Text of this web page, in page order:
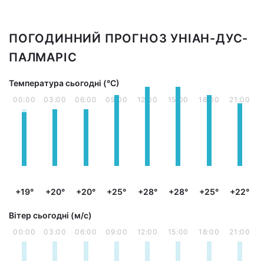
ПОГОДИННИЙ ПРОГНОЗ УНІАН-ДУС-
ПАЛМАРІС
Температура сьогодні (°С)
00:00
+19°
03:00
+20°
06:00
+20°
09:00
+25°
12:00
+28°
15:00
+28°
18:00
+25°
21:00
+22°
Вітер сьогодні (м/с)
00:00 03:00 06:00 09:00 12:00 15:00 18:00 21:00